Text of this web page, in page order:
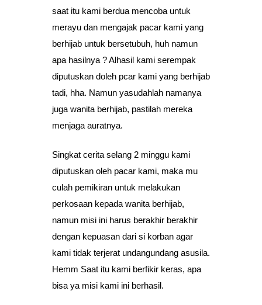
saat itu kami berdua mencoba untuk
merayu dan mengajak pacar kami yang
berhijab untuk bersetubuh, huh namun
apa hasilnya ? Alhasil kami serempak
diputuskan doleh pcar kami yang berhijab
tadi, hha. Namun yasudahlah namanya
juga wanita berhijab, pastilah mereka
menjaga auratnya.
Singkat cerita selang 2 minggu kami
diputuskan oleh pacar kami, maka mu
culah pemikiran untuk melakukan
perkosaan kepada wanita berhijab,
namun misi ini harus berakhir berakhir
dengan kepuasan dari si korban agar
kami tidak terjerat undangundang asusila.
Hemm Saat itu kami berfikir keras, apa
bisa ya misi kami ini berhasil.